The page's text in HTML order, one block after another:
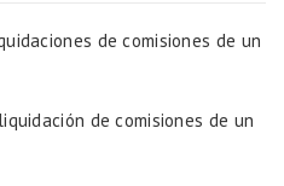
de comisiones de un
de comisiones de un